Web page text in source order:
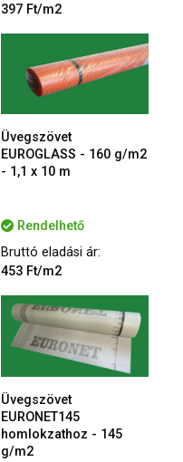
397 Ft/m2
Üvegszövet
EUROGLASS - 160 g/m2
- 1,1 x 10 m
Rendelhető
Bruttó eladási ár:
453 Ft/m2
Üvegszövet
EURONET145
homlokzathoz - 145
g/m2